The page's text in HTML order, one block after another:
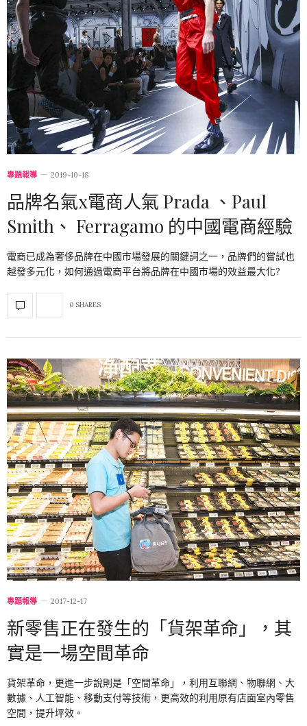
專題報導 2019-10-18
品牌名氣x電商人氣 Prada 、Paul
Smith、 Ferragamo 的中國電商經驗
電商已成為奢侈品牌在中國市場發展的關鍵詞之一，品牌們的嘗試也
越發多元化，如何通過電商平台將品牌在中國市場的效益最大化?
0 SHARES
專題報導 2017-12-17
新零售正在發生的「貨架革命」，其
實是一場空間革命
貨架革命，更進一步說則是「空間革命」，利用互聯網、物聯網、大
數據、人工智能、移動支付等技術，更高效的利用原有店面室內零售
空間，提升坪效。